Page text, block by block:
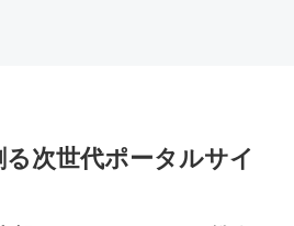
次世代ポータルサイ